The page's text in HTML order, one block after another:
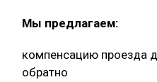
Мы предлагаем:
компенсацию проезда
обратно